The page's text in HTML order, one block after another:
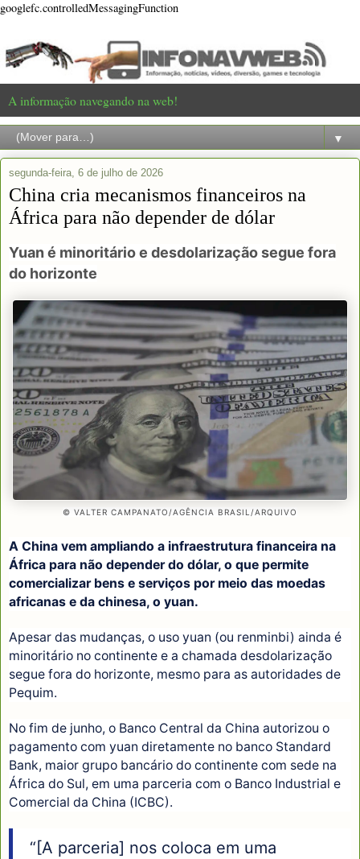
googlefc.controlledMessagingFunction
A informação navegando na web!
▼
segunda-feira, 6 de julho de 2026
China cria mecanismos financeiros na
África para não depender de dólar
Yuan é minoritário e desdolarização segue fora
do horizonte
© VALTER CAMPANATO/AGÊNCIA BRASIL/ARQUIVO
A China vem ampliando a infraestrutura financeira na
África para não depender do dólar, o que permite
comercializar bens e serviços por meio das moedas
africanas e da chinesa, o yuan.
Apesar das mudanças, o uso yuan (ou renminbi) ainda é
minoritário no continente e a chamada desdolarização
segue fora do horizonte, mesmo para as autoridades de
Pequim.
No fim de junho, o Banco Central da China autorizou o
pagamento com yuan diretamente no banco Standard
Bank, maior grupo bancário do continente com sede na
África do Sul, em uma parceria com o Banco Industrial e
Comercial da China (ICBC).
“[A parceria] nos coloca em uma